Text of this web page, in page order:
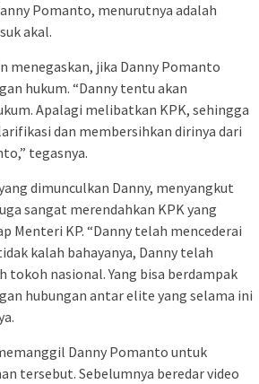
Pomanto, menurutnya adalah
akal.
menegaskan, jika Danny Pomanto
hukum. “Danny tentu akan
Apalagi melibatkan KPK, sehingga
dan membersihkan dirinya dari
tegasnya.
dimunculkan Danny, menyangkut
sangat merendahkan KPK yang
Menteri KP. “Danny telah mencederai
kalah bahayanya, Danny telah
tokoh nasional. Yang bisa berdampak
hubungan antar elite yang selama ini
Danny Pomanto untuk
tersebut. Sebelumnya beredar video